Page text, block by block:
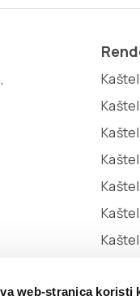
web-stranica koristi